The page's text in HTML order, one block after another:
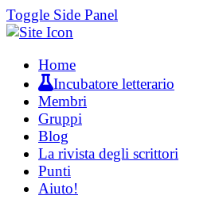
Toggle Side Panel
Home
Incubatore letterario
Membri
Gruppi
Blog
La rivista degli scrittori
Punti
Aiuto!